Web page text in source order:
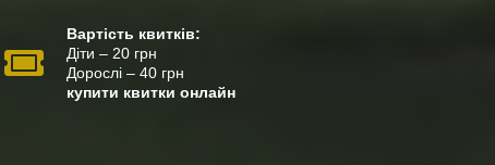
Вартість квитків:
Діти – 20 грн
Дорослі – 40 грн
купити квитки онлайн